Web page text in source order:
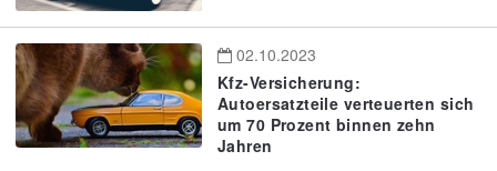
02.10.2023
Kfz-Versicherung:
Autoersatzteile verteuerten sich
um 70 Prozent binnen zehn
Jahren